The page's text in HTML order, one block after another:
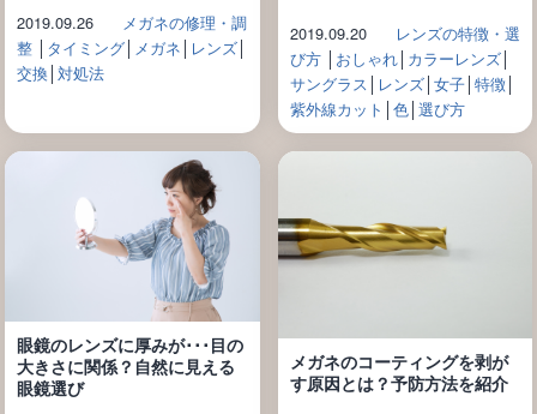
2019.09.26
メガネの修理・調
整│ タイミング│ メガネ レンズ│
交換│ 対処法
2019.09.20
レンズの特徴・選
び方│ おしゃれ│ カラーレンズ│
サングラス レンズ│ 女子│ 特徴│
紫外線カット 色│ 選び方
眼鏡のレンズに厚みが･･･目の
大きさに関係？自然に見える
眼鏡選び
メガネのコーティングを剥が
す原因とは？予防方法を紹介